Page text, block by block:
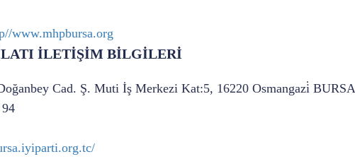
www.mhpbursa.org
İLETİŞİM BİLGİLERİ
Cad. Ş. Muti İş Merkezi Kat:5, 16220 Osmangazi̇ BURSA